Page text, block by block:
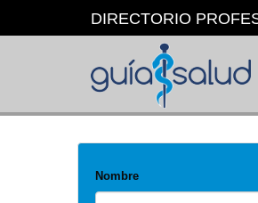
DIRECTORIO
Nombre